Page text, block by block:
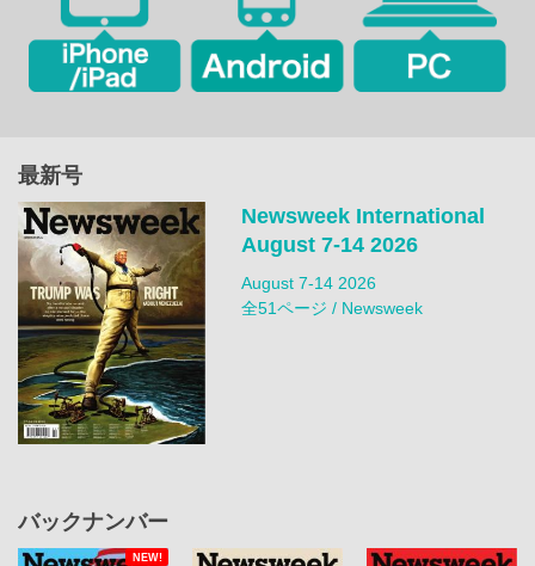
最新号
Newsweek International
August 7-14 2026
August 7-14 2026
全51ページ / Newsweek
バックナンバー
NEW!